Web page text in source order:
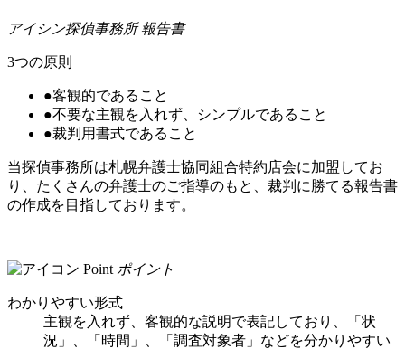
アイシン探偵事務所 報告書
3つの原則
●客観的であること
●不要な主観を入れず、シンプルであること
●裁判用書式であること
当探偵事務所は札幌弁護士協同組合特約店会に加盟してお
り、たくさんの弁護士のご指導のもと、裁判に勝てる報告書
の作成を目指しております。
Point ポイント
わかりやすい形式
主観を入れず、客観的な説明で表記しており、「状
況」、「時間」、「調査対象者」などを分かりやすい